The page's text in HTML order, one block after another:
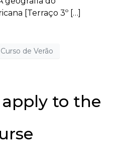
[Terraço 3º […]
Curso de Verão
to the